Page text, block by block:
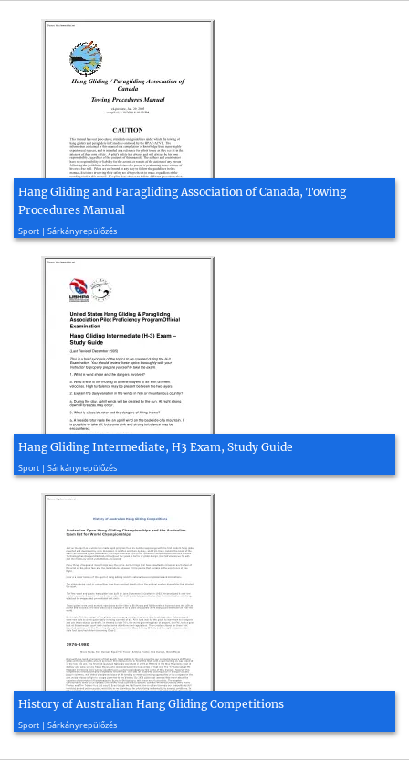
Hang Gliding and Paragliding Association of Canada, Towing
Procedures Manual
Sport | Sárkányrepülőzés
2005, 69 oldal
Hang Gliding Intermediate, H3 Exam, Study Guide
Sport | Sárkányrepülőzés
2005, 3 oldal
History of Australian Hang Gliding Competitions
Sport | Sárkányrepülőzés
2017, 5 oldal